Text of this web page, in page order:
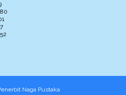
Naga Pustaka